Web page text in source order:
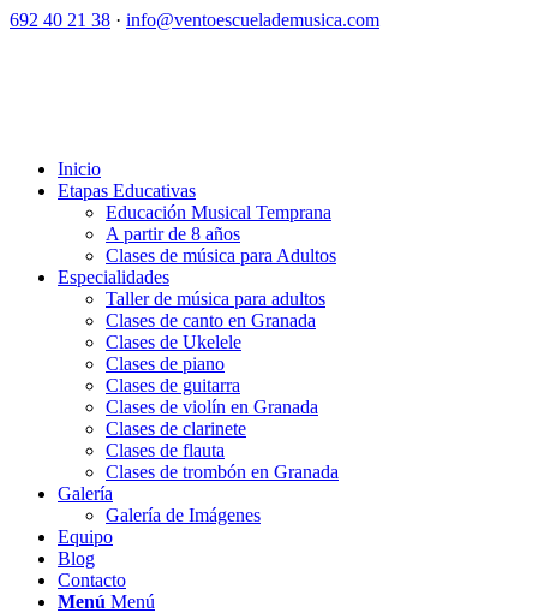
692 40 21 38 · info@ventoescuelademusica.com
Inicio
Etapas Educativas
Educación Musical Temprana
A partir de 8 años
Clases de música para Adultos
Especialidades
Taller de música para adultos
Clases de canto en Granada
Clases de Ukelele
Clases de piano
Clases de guitarra
Clases de violín en Granada
Clases de clarinete
Clases de flauta
Clases de trombón en Granada
Galería
Galería de Imágenes
Equipo
Blog
Contacto
Menú Menú